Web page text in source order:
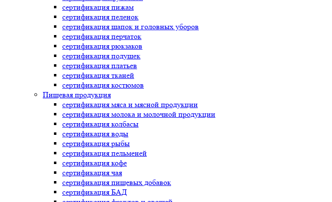
сертификация пижам
сертификация пеленок
сертификация шапок и головных уборов
сертификация перчаток
сертификация рюкзаков
сертификация подушек
сертификация платьев
сертификация тканей
сертификация костюмов
Пищевая продукция
сертификация мяса и мясной продукции
сертификация молока и молочной продукции
сертификация колбасы
сертификация воды
сертификация рыбы
сертификация пельменей
сертификация кофе
сертификация чая
сертификация пищевых добавок
сертификация БАД